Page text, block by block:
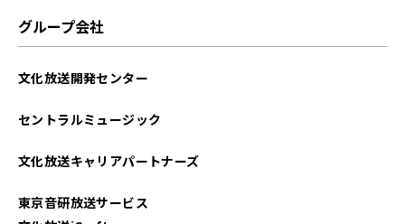
グループ会社
文化放送開発センター
セントラルミュージック
文化放送キャリアパートナーズ
東京音研放送サービス